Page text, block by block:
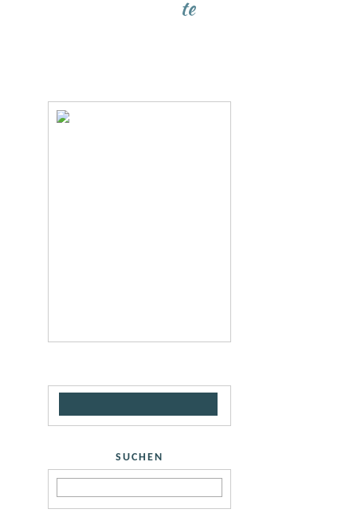
te
SUCHEN